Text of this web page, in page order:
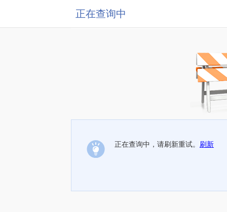
正在查询中
正在查询中，请刷新重试。 刷新